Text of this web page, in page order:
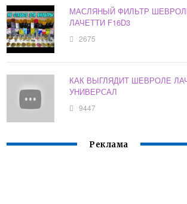
МАСЛЯНЫЙ ФИЛЬТР
ЛАЧЕТТИ F16D3
2675
КАК ВЫГЛЯДИТ ШЕВРОЛЕ
УНИВЕРСАЛ
9447
Реклама